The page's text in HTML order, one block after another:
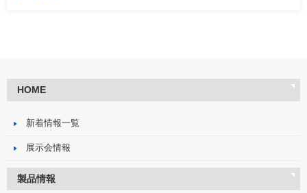
HOME
新着情報一覧
展示会情報
製品情報